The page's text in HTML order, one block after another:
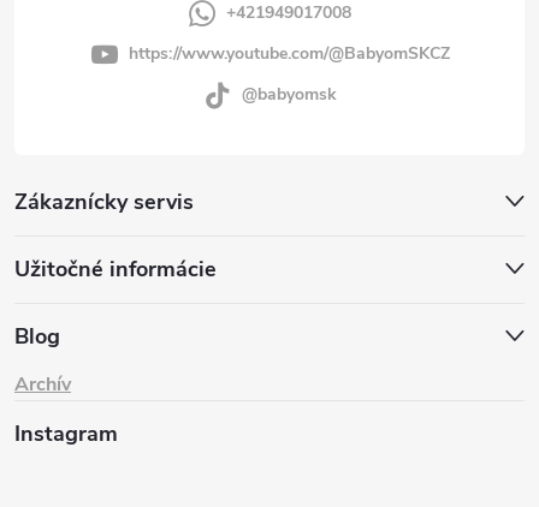
Zákaznícky servis
Užitočné informácie
Blog
Archív
+421949017008
https://www.youtube.com/@BabyomSKCZ
@babyomsk
Instagram